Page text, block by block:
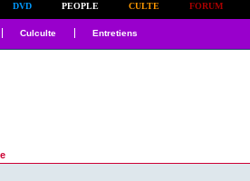
DVD PEOPLE CULTE FORUM
Culculte Entretiens